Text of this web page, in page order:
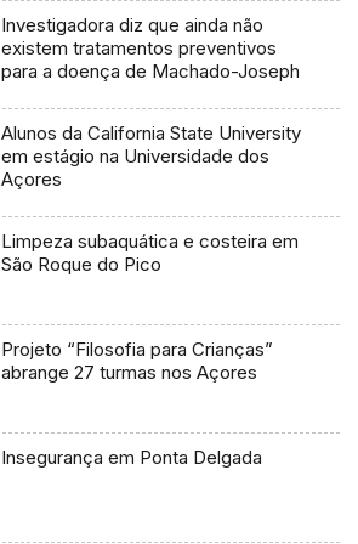
Investigadora diz que ainda não
existem tratamentos preventivos
para a doença de Machado-Joseph
Alunos da California State University
em estágio na Universidade dos
Açores
Limpeza subaquática e costeira em
São Roque do Pico
Projeto “Filosofia para Crianças”
abrange 27 turmas nos Açores
Insegurança em Ponta Delgada